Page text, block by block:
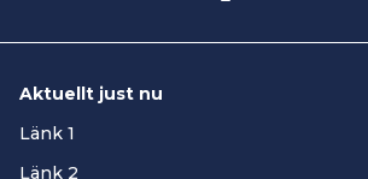
Aktuellt just nu
Länk 1
Länk 2